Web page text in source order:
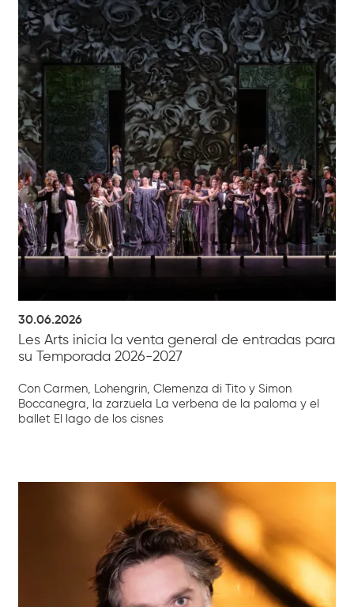
30.06.2026
Les Arts inicia la venta general de entradas para
su Temporada 2026-2027
Con Carmen, Lohengrin, Clemenza di Tito y Simon
Boccanegra, la zarzuela La verbena de la paloma y el
ballet El lago de los cisnes